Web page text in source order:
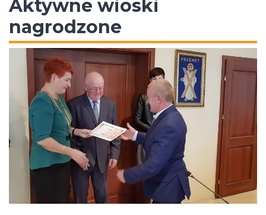
Aktywne wioski
nagrodzone